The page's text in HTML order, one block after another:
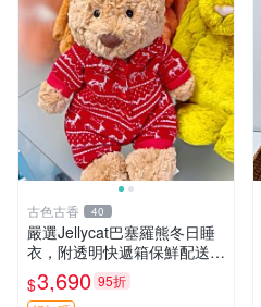
古色古香 40
嚴選Jellycat巴塞羅熊冬日睡
衣，附透明快遞箱保鮮配送，
童趣可愛可收藏 巴塞羅熊 睡
衣 透明袋
$3,690 95折